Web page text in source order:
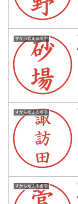
すから始まる名字
すから始まる名字
すから始まる名字